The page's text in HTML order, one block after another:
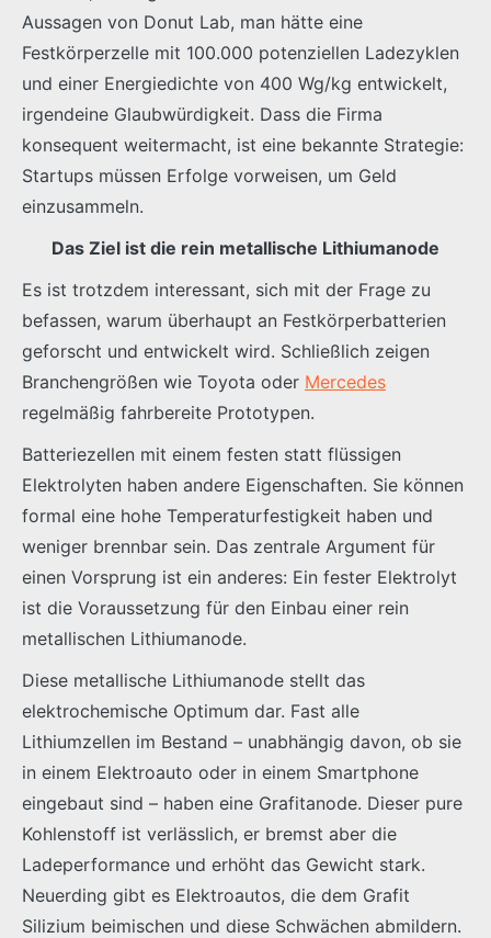
Aussagen von Donut Lab, man hätte eine
Festkörperzelle mit 100.000 potenziellen Ladezyklen
und einer Energiedichte von 400 Wg/kg entwickelt,
irgendeine Glaubwürdigkeit. Dass die Firma
konsequent weitermacht, ist eine bekannte Strategie:
Startups müssen Erfolge vorweisen, um Geld
einzusammeln.
Das Ziel ist die rein metallische Lithiumanode
Es ist trotzdem interessant, sich mit der Frage zu
befassen, warum überhaupt an Festkörperbatterien
geforscht und entwickelt wird. Schließlich zeigen
Branchengrößen wie Toyota oder Mercedes
regelmäßig fahrbereite Prototypen.
Batteriezellen mit einem festen statt flüssigen
Elektrolyten haben andere Eigenschaften. Sie können
formal eine hohe Temperaturfestigkeit haben und
weniger brennbar sein. Das zentrale Argument für
einen Vorsprung ist ein anderes: Ein fester Elektrolyt
ist die Voraussetzung für den Einbau einer rein
metallischen Lithiumanode.
Diese metallische Lithiumanode stellt das
elektrochemische Optimum dar. Fast alle
Lithiumzellen im Bestand – unabhängig davon, ob sie
in einem Elektroauto oder in einem Smartphone
eingebaut sind – haben eine Grafitanode. Dieser pure
Kohlenstoff ist verlässlich, er bremst aber die
Ladeperformance und erhöht das Gewicht stark.
Neuerding gibt es Elektroautos, die dem Grafit
Silizium beimischen und diese Schwächen abmildern.